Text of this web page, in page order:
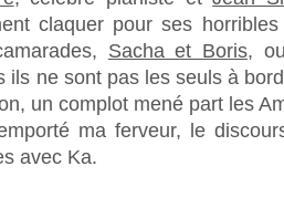
claquer pour ses
Sacha et Boris,
ils ne sont pas les seuls à
un complot mené part les
ma ferveur, le
avec Ka.